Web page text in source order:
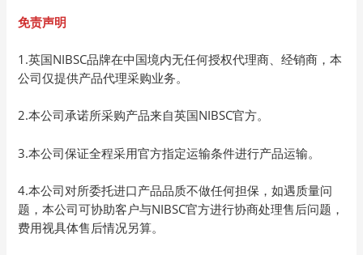
免责声明
1.英国NIBSC品牌在中国境内无任何授权代理商、经销商，本
公司仅提供产品代理采购业务。
2.本公司承诺所采购产品来自英国NIBSC官方。
3.本公司保证全程采用官方指定运输条件进行产品运输。
4.本公司对所委托进口产品品质不做任何担保，如遇质量问
题，本公司可协助客户与NIBSC官方进行协商处理售后问题，
费用视具体售后情况另算。